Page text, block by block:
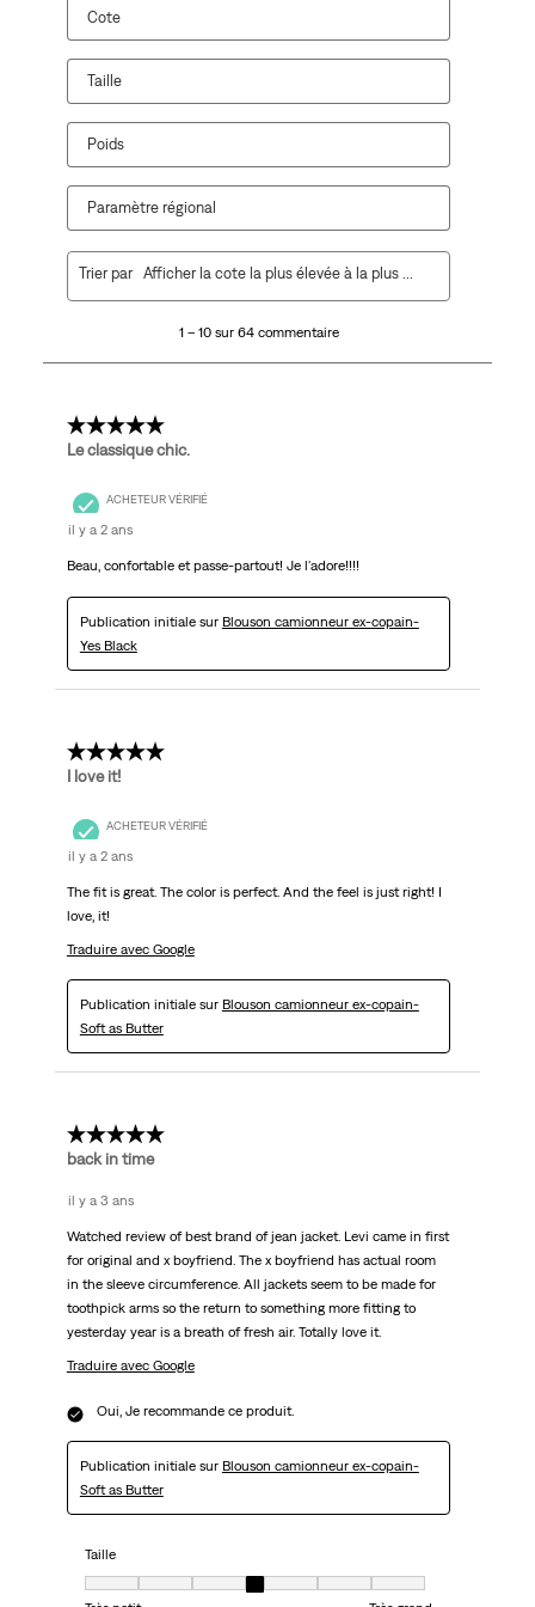
Cote
Taille
Poids
Paramètre régional
64
1 – 10 sur 64 commentaire
Trier par Afficher la cote la plus élevée à la plus faible
5 étoile(s) sur 5.
Le classique chic.
ACHETEUR VÉRIFIÉ
il y a 2 ans
Beau, confortable et passe-partout! Je l'adore!!!!
Publication initiale sur Blouson camionneur ex-copain-
Yes Black
5 étoile(s) sur 5.
I love it!
ACHETEUR VÉRIFIÉ
il y a 2 ans
The fit is great. The color is perfect. And the feel is just right! I
love, it!
Traduire avec Google
Publication initiale sur Blouson camionneur ex-copain-
Soft as Butter
5 étoile(s) sur 5.
back in time
il y a 3 ans
Watched review of best brand of jean jacket. Levi came in first
for original and x boyfriend. The x boyfriend has actual room
in the sleeve circumference. All jackets seem to be made for
toothpick arms so the return to something more fitting to
yesterday year is a breath of fresh air. Totally love it.
Traduire avec Google
Oui, Je recommande ce produit.
Publication initiale sur Blouson camionneur ex-copain-
Soft as Butter
Taille
Taille, 4 sur 7, où 1 est égal à Très petit et 7 est égal à Très grand